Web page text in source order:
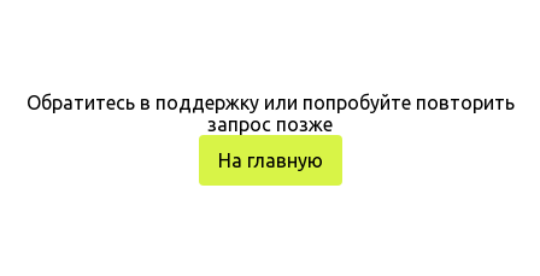
Обратитесь в поддержку или попробуйте повторить
запрос позже
На главную